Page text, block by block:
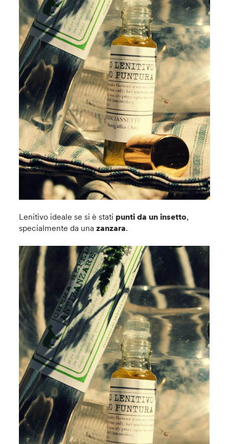
Lenitivo ideale se si è stati punti da un insetto,
specialmente da unazanzara.